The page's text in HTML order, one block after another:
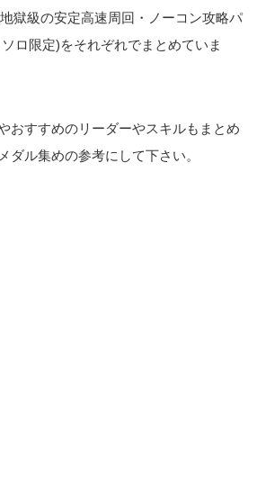
獄級の安定高速周回・ノーコン攻略パ
ロ限定)をそれぞれでまとめていま
おすすめのリーダーやスキルもまとめ
ダル集めの参考にして下さい。